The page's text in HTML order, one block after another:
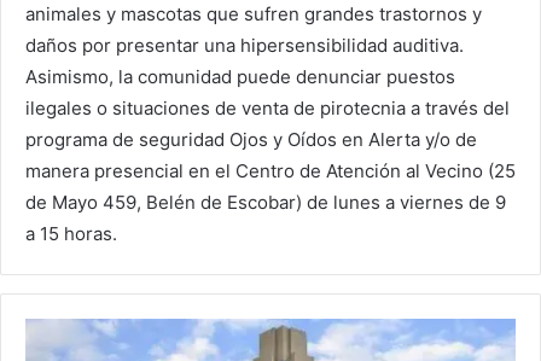
animales y mascotas que sufren grandes trastornos y
daños por presentar una hipersensibilidad auditiva.
Asimismo, la comunidad puede denunciar puestos
ilegales o situaciones de venta de pirotecnia a través del
programa de seguridad Ojos y Oídos en Alerta y/o de
manera presencial en el Centro de Atención al Vecino (25
de Mayo 459, Belén de Escobar) de lunes a viernes de 9
a 15 horas.